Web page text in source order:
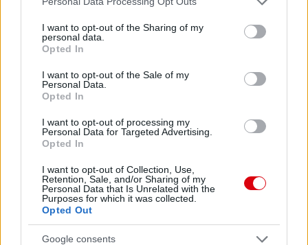
not limited to your visit or usage behaviour. You may click to
grant or deny consent to Google and its third-party tags to
use your data for below specified purposes in below Google
consent section.
I want to opt-out of the Sharing of my
personal data.
Opted In
I want to opt-out of the Sale of my
Personal Data.
Opted In
I want to opt-out of processing my
Personal Data for Targeted Advertising.
Opted In
I want to opt-out of Collection, Use,
Retention, Sale, and/or Sharing of my
Personal Data that Is Unrelated with the
Purposes for which it was collected.
Opted Out
Google consents
Meccs Center
Paris Saint-Germain
Manchester United